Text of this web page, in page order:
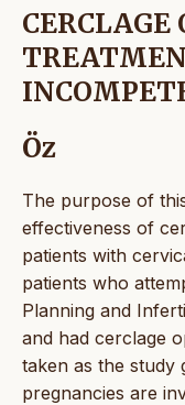
Öz
The purpose of
effectiveness of
patients with
patients who
Planning and
and had cerclage
taken as the study
pregnancies are